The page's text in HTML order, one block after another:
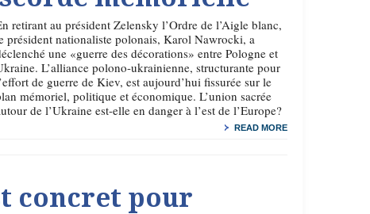
retirant au président Zelensky l’Ordre de l’Aigle blanc,
président nationaliste polonais, Karol Nawrocki, a
une «guerre des décorations» entre Pologne et
L’alliance polono-ukrainienne, structurante pour
de guerre de Kiev, est aujourd’hui fissurée sur le
mémoriel, politique et économique. L’union sacrée
de l’Ukraine est-elle en danger à l’est de l’Europe?
READ MORE
concret pour